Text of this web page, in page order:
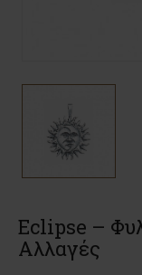
Eclipse –
Αλλαγές